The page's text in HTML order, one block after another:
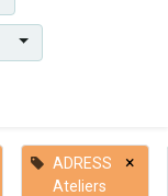
ADRESS
Ateliers
×